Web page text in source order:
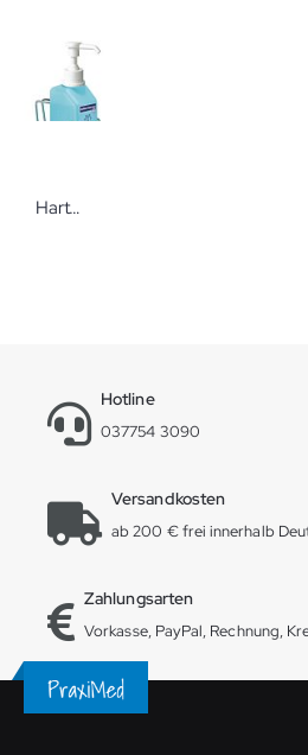
Hartmann Eurospender 3 mit geradem Bügel für 500ml-Flaschen
Hotline
037754 3090
Versandkosten
ab 200 € frei innerhalb
Zahlungsarten
Vorkasse, PayPal, Rechnung,